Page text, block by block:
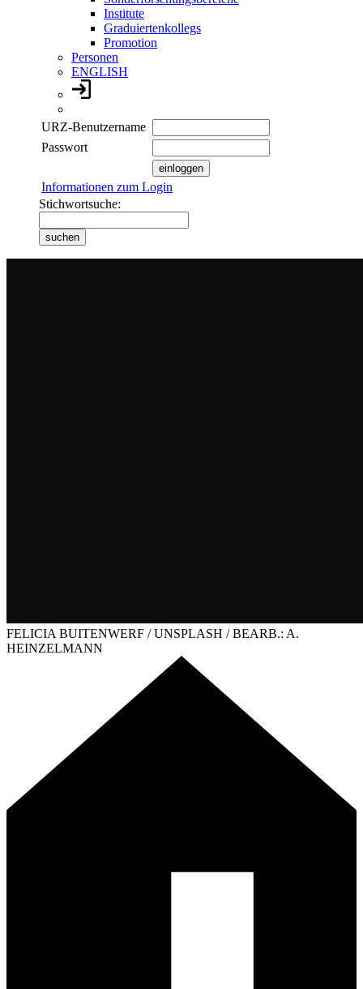
Institute
Graduiertenkollegs
Promotion
Personen
ENGLISH
URZ-Benutzername
Passwort
Informationen zum Login
Stichwortsuche:
FELICIA BUITENWERF / UNSPLASH / BEARB.: A.
HEINZELMANN